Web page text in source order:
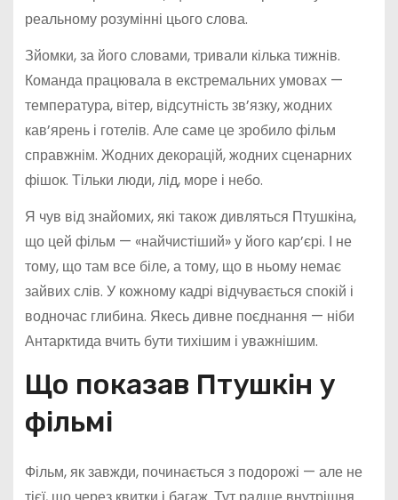
реальному розумінні цього слова.
Зйомки, за його словами, тривали кілька тижнів.
Команда працювала в екстремальних умовах —
температура, вітер, відсутність зв’язку, жодних
кав’ярень і готелів. Але саме це зробило фільм
справжнім. Жодних декорацій, жодних сценарних
фішок. Тільки люди, лід, море і небо.
Я чув від знайомих, які також дивляться Птушкіна,
що цей фільм — «найчистіший» у його кар’єрі. І не
тому, що там все біле, а тому, що в ньому немає
зайвих слів. У кожному кадрі відчувається спокій і
водночас глибина. Якесь дивне поєднання — ніби
Антарктида вчить бути тихішим і уважнішим.
Що показав Птушкін у
фільмі
Фільм, як завжди, починається з подорожі — але не